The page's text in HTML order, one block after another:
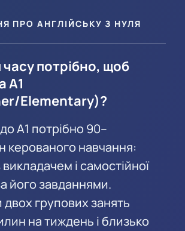
ПРО АНГЛІЙСЬКУ З НУЛЯ
часу потрібно, щоб
A1
Elementary)?
A1 потрібно 90–
керованого навчання:
викладачем і самостійної
його завданнями.
групових занять
на тиждень і близько